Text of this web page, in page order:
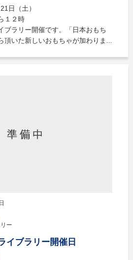
日（土）
１２時
ブラリー開催です。「日本おもち
頂いた新しいおもちゃが加わりま...
ー
イブラリー開催日